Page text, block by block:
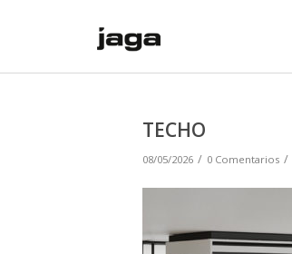
TECHO
08/05/2026 / 0 Comentarios /